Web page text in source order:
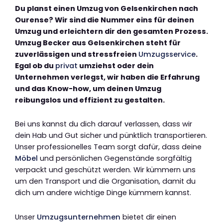
Du planst einen Umzug von Gelsenkirchen nach
Ourense? Wir sind die Nummer eins für deinen
Umzug und erleichtern dir den gesamten Prozess.
Umzug Becker aus Gelsenkirchen steht für
zuverlässigen und stressfreien Umzugsservice.
Egal ob du privat umziehst oder dein
Unternehmen verlegst, wir haben die Erfahrung
und das Know-how, um deinen Umzug
reibungslos und effizient zu gestalten.
Bei uns kannst du dich darauf verlassen, dass wir
dein Hab und Gut sicher und pünktlich transportieren.
Unser professionelles Team sorgt dafür, dass deine
Möbel und persönlichen Gegenstände sorgfältig
verpackt und geschützt werden. Wir kümmern uns
um den Transport und die Organisation, damit du
dich um andere wichtige Dinge kümmern kannst.
Unser Umzugsunternehmen bietet dir einen